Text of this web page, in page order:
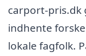
carport-pris.dk
indhente
lokale fagfolk.